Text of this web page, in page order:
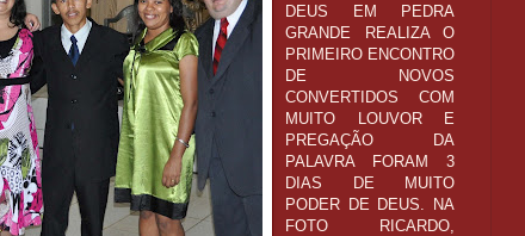
DEUS EM PEDRA
GRANDE REALIZA O
PRIMEIRO ENCONTRO
DE NOVOS
CONVERTIDOS COM
MUITO LOUVOR E
PREGAÇÃO DA
PALAVRA FORAM 3
DIAS DE MUITO
PODER DE DEUS. NA
FOTO RICARDO,